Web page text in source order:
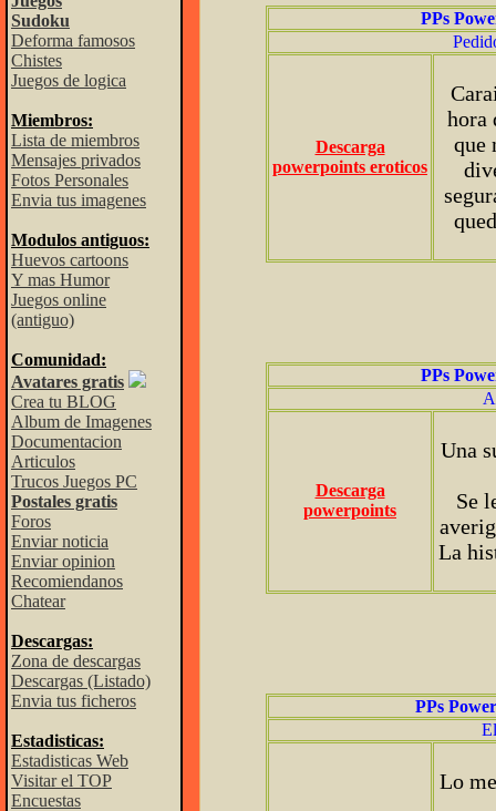
Sudoku
Deforma famosos
Chistes
Juegos de logica
Miembros:
Lista de miembros
Mensajes privados
Fotos Personales
Envia tus imagenes
Modulos antiguos:
Huevos cartoons
Y mas Humor
Juegos online
(antiguo)
Comunidad:
Avatares gratis
Crea tu BLOG
Album de Imagenes
Documentacion
Articulos
Trucos Juegos PC
Postales gratis
Foros
Enviar noticia
Enviar opinion
Recomiendanos
Chatear
Descargas:
Zona de descargas
Descargas (Listado)
Envia tus ficheros
Estadisticas:
Estadisticas Web
Visitar el TOP
Encuestas
PPs
Descarga
powerpoints eroticos
hora
que
PPs
Descarga
powerpoints
Una
Se
La
PPs
Lo